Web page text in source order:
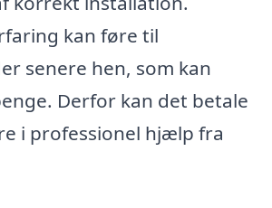
kan føre til
senere hen, som kan
Derfor kan det betale
i professionel hjælp fra